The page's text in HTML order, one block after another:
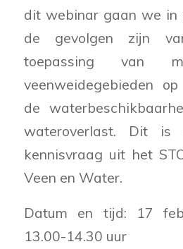
dit webinar gaan we
de gevolgen zijn
toepassing van
veenweidegebieden
de
wateroverlast. Dit is
kennisvraag uit het
Veen en Water.
Datum en tijd: 17
13.00-14.30 uur